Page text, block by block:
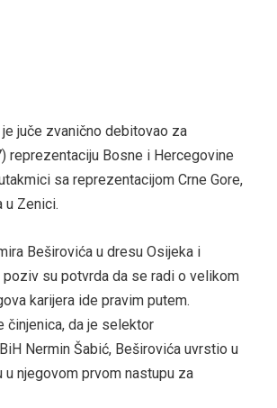
juče zvanično debitovao za
reprezentaciju Bosne i Hercegovine
sa reprezentacijom Crne Gore,
u Zenici.
Beširovića u dresu Osijeka i
su potvrda da se radi o velikom
karijera ide pravim putem.
činjenica, da je selektor
Nermin Šabić, Beširovića uvrstio u
u njegovom prvom nastupu za